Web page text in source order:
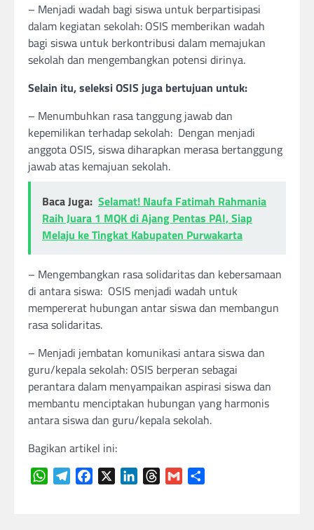
– Menjadi wadah bagi siswa untuk berpartisipasi
dalam kegiatan sekolah: OSIS memberikan wadah
bagi siswa untuk berkontribusi dalam memajukan
sekolah dan mengembangkan potensi dirinya.
Selain itu, seleksi OSIS juga bertujuan untuk:
– Menumbuhkan rasa tanggung jawab dan
kepemilikan terhadap sekolah: Dengan menjadi
anggota OSIS, siswa diharapkan merasa bertanggung
jawab atas kemajuan sekolah.
Baca Juga: Selamat! Naufa Fatimah Rahmania
Raih Juara 1 MQK di Ajang Pentas PAI, Siap
Melaju ke Tingkat Kabupaten Purwakarta
– Mengembangkan rasa solidaritas dan kebersamaan
di antara siswa: OSIS menjadi wadah untuk
mempererat hubungan antar siswa dan membangun
rasa solidaritas.
– Menjadi jembatan komunikasi antara siswa dan
guru/kepala sekolah: OSIS berperan sebagai
perantara dalam menyampaikan aspirasi siswa dan
membantu menciptakan hubungan yang harmonis
antara siswa dan guru/kepala sekolah.
Bagikan artikel ini:
WhatsAppTelegramFacebook LinkedInThreads
Gmail